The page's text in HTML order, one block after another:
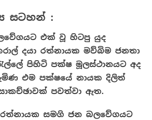
සටහන් :
එක් වූ හිටපු යුද
දයා රත්නායක මව්බිම ජනතා
පිහිටි පක්ෂ මූලස්ථානයට අද
එම පක්ෂයේ නායක දිලිත්
පවත්වා ඇත.
රත්නායක සමගි ජන බලවේගයට